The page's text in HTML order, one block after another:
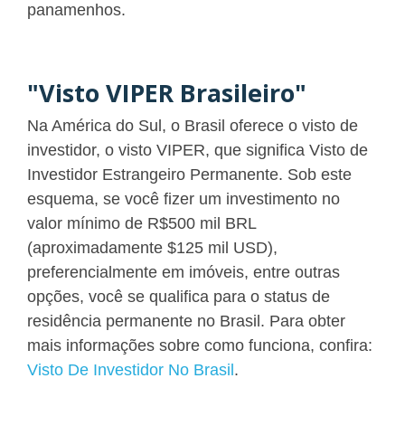
panamenhos.
"Visto VIPER Brasileiro"
Na América do Sul, o Brasil oferece o visto de
investidor, o visto VIPER, que significa Visto de
Investidor Estrangeiro Permanente. Sob este
esquema, se você fizer um investimento no
valor mínimo de R$500 mil BRL
(aproximadamente $125 mil USD),
preferencialmente em imóveis, entre outras
opções, você se qualifica para o status de
residência permanente no Brasil. Para obter
mais informações sobre como funciona, confira:
Visto De Investidor No Brasil .